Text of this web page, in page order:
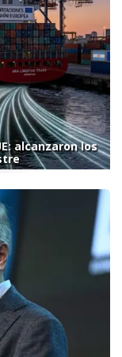
alcanzaron los